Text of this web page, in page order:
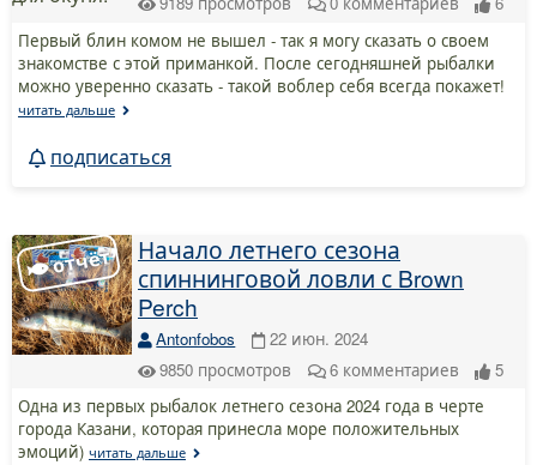
Первый блин комом не вышел - так я могу сказать о своем
знакомстве с этой приманкой. После сегодняшней рыбалки
можно уверенно сказать - такой воблер себя всегда покажет!
читать дальше
подписаться
Начало летнего сезона
спиннинговой ловли с Brown
Perch
Antonfobos
22 июн. 2024
9850 просмотров 6 комментариев
5
Одна из первых рыбалок летнего сезона 2024 года в черте
города Казани, которая принесла море положительных
эмоций) читать дальше